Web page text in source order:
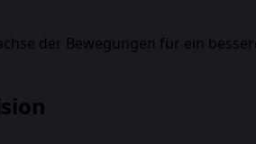
der Bewegungen für ein